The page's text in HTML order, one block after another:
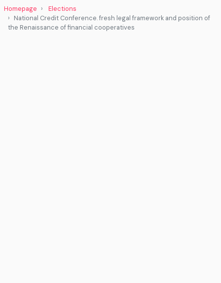
Homepage
Elections
National Credit Conference. fresh legal framework and position of
the Renaissance of financial cooperatives